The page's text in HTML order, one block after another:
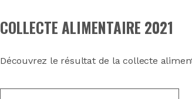
COLLECTE ALIMENTAIRE 2021
Découvrez le résultat de la collecte